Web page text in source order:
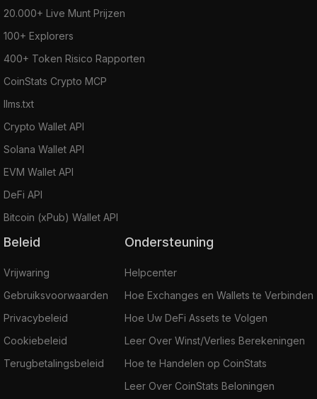
20.000+ Live Munt Prijzen
100+ Explorers
400+ Token Risico Rapporten
CoinStats Crypto MCP
llms.txt
Crypto Wallet API
Solana Wallet API
EVM Wallet API
DeFi API
Bitcoin (xPub) Wallet API
Beleid
Vrijwaring
Gebruiksvoorwaarden
Privacybeleid
Cookiebeleid
Terugbetalingsbeleid
Ondersteuning
Helpcenter
Hoe Exchanges en Wallets te Verbinden
Hoe Uw DeFi Assets te Volgen
Leer Over Winst/Verlies Berekeningen
Hoe te Handelen op CoinStats
Leer Over CoinStats Beloningen